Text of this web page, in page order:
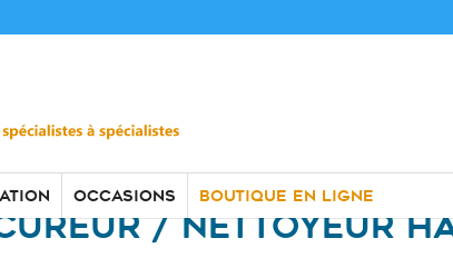
OCCASIONS BOUTIQUE EN LIGNE
/ NETTOYEUR